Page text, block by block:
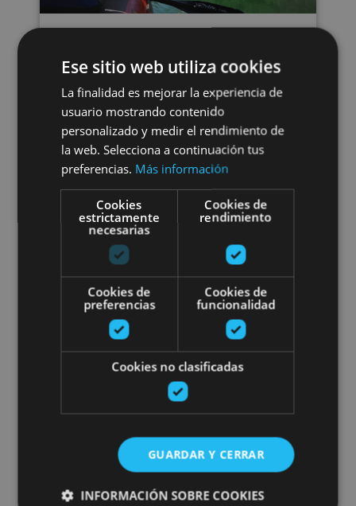
Descenso en balsa por el río
Irati
Foz de Lumbier, Lumbier
Cursos de Windsurf en
22 JUN - 28 AGO
Cursos de Windsurf en
Embalse de Alloz
Embalse de Alloz, Alloz
Ese sitio web utiliza cookies
La finalidad es mejorar la experiencia de
usuario mostrando contenido
personalizado y medir el rendimiento de
la web. Selecciona a continuación tus
preferencias. Más información
Cookies
estrictamente
necesarias
Cookies de
rendimiento
Cookies de
preferencias
Cookies de
funcionalidad
Cookies no clasificadas
GUARDAR Y CERRAR
INFORMACIÓN SOBRE COOKIES